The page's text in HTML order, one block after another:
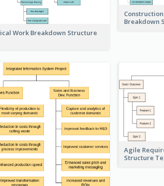
Work Breakdown Structure
Breakdown
Agile
Structure